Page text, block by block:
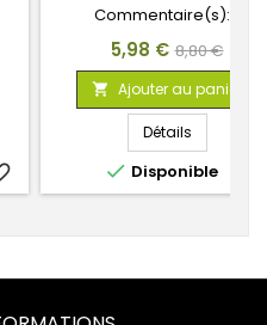
Commentaire(s):
Prix
5,98 € Prix
de
base
8,80 €
 Ajouter au panier
Détails
 Disponible